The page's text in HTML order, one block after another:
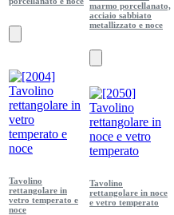
marmo porcellanato,
acciaio sabbiato
metallizzato e noce
Tavolino
rettangolare in
vetro temperato e
noce
Tavolino
rettangolare in noce
e vetro temperato